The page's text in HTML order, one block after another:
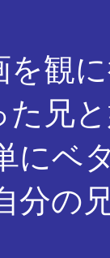
観
兄
にベ
分の